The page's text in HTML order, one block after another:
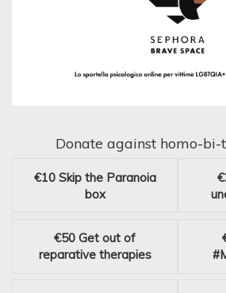
Donate against homo-bi-
€10 Skip the Paranoia
box
€50 Get out of
reparative therapies